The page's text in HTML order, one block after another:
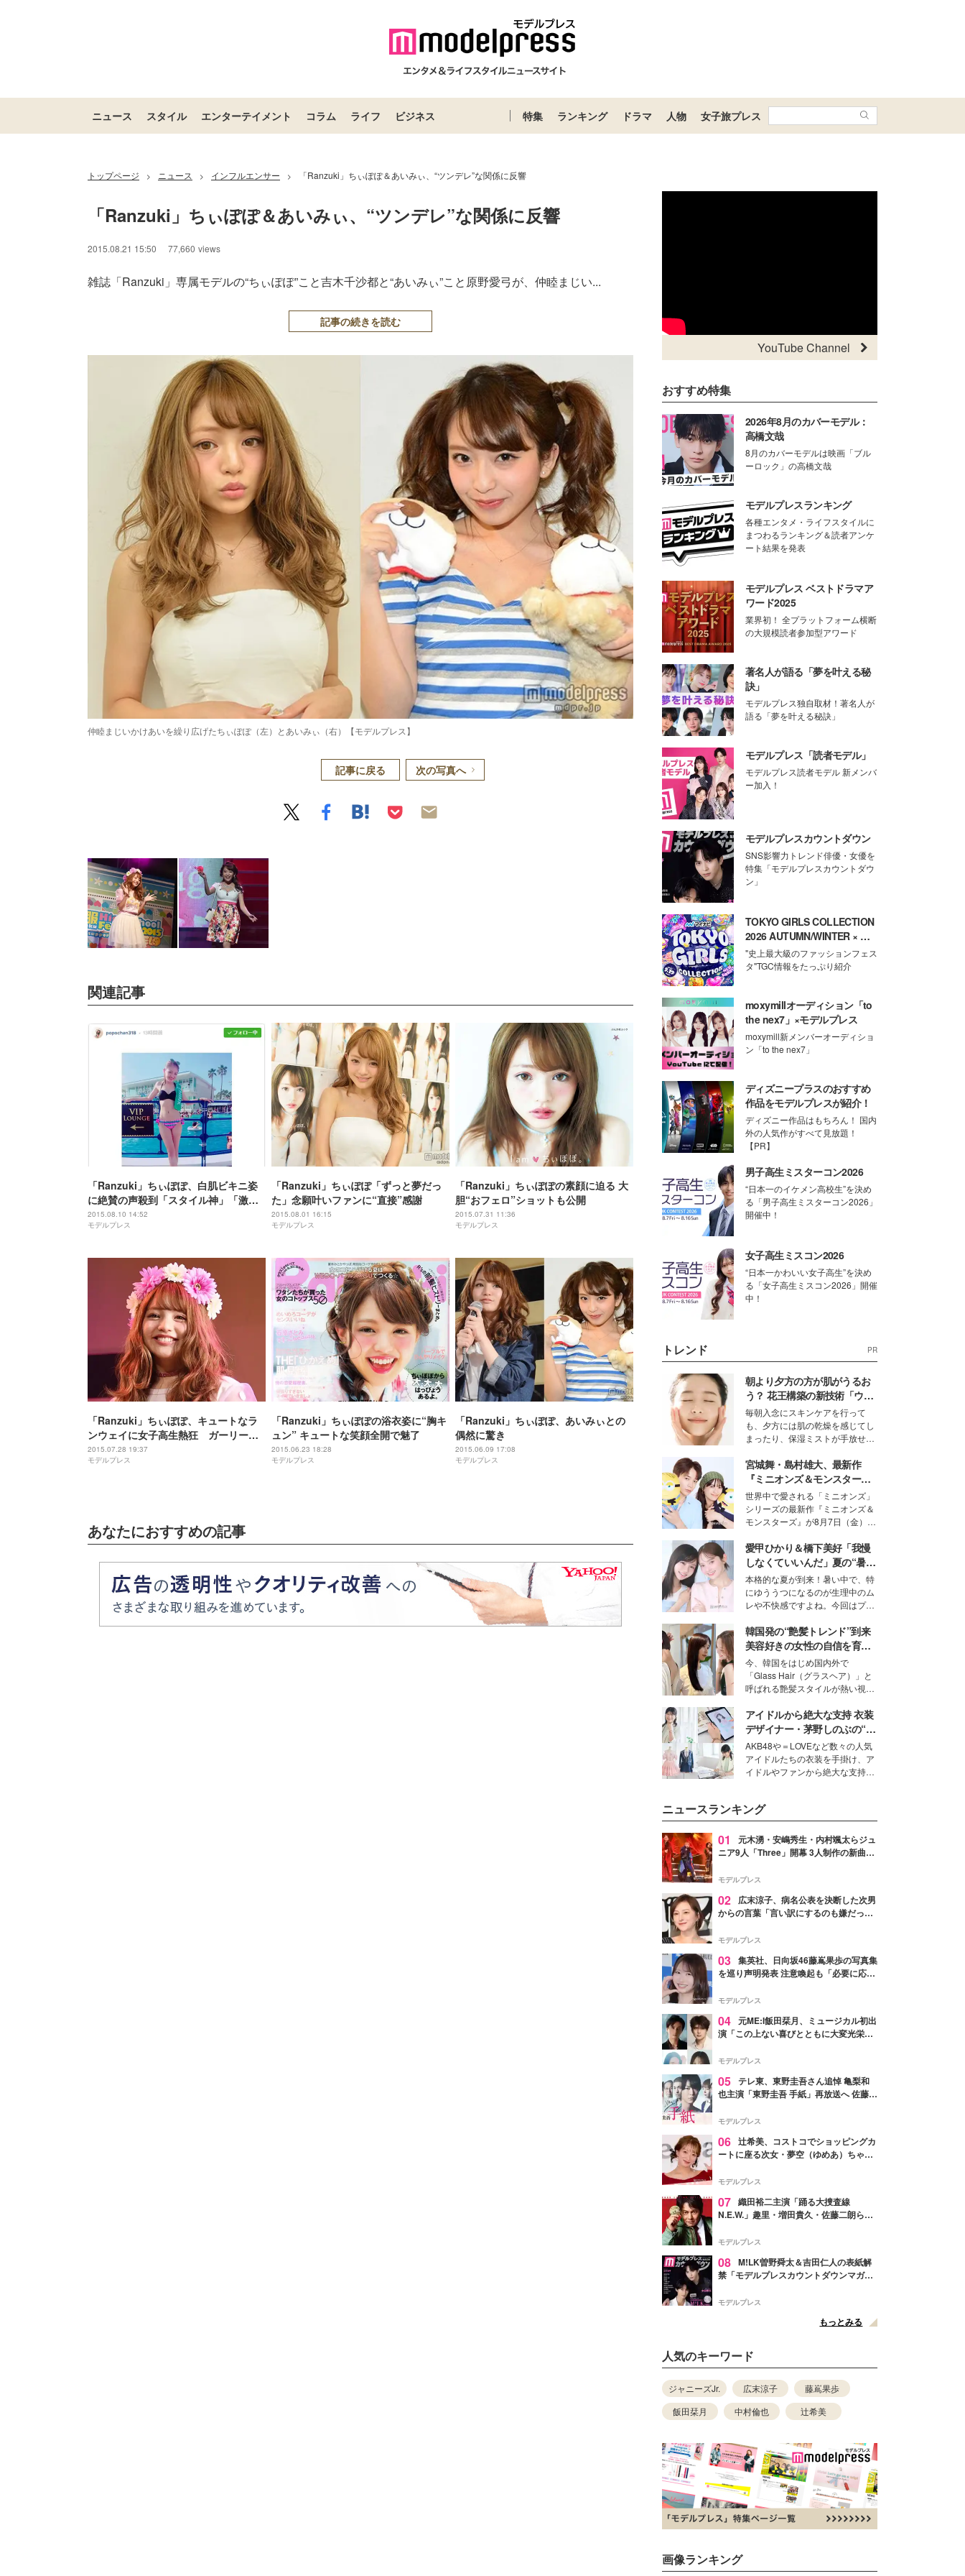
ニュース スタイル エンターテイメント コラム ライフ ビジネス 特集 ランキング ドラマ 人物 女子旅プレス
トップページ > ニュース > インフルエンサー > 「Ranzuki」ちぃぽぽ＆あいみぃ、“ツンデレ”な関係に反響
「Ranzuki」ちぃぽぽ＆あいみぃ、“ツンデレ”な関係に反響
2015.08.21 15:50 77,660 views
雑誌「Ranzuki」専属モデルの“ちぃぽぽ”こと吉木千沙都と“あいみぃ”こと原野愛弓が、仲睦まじい...
記事の続きを読む
仲睦まじいかけあいを繰り広げたちぃぽぽ（左）とあいみぃ（右）【モデルプレス】
記事に戻る 次の写真へ
関連記事
「Ranzuki」ちぃぽぽ、白肌ビキニ姿
に絶賛の声殺到「スタイル神」「激か
わ」
2015.08.10 14:52
モデルプレス
「Ranzuki」ちぃぽぽ「ずっと夢だっ
た」念願叶いファンに“直接”感謝
2015.08.01 16:15
モデルプレス
「Ranzuki」ちぃぽぽの素顔に迫る 大
胆“おフェロ”ショットも公開
2015.07.31 11:36
モデルプレス
「Ranzuki」ちぃぽぽ、キュートなラ
ンウェイに女子高生熱狂 ガーリーさ
全開ステージ
2015.07.28 19:37
モデルプレス
「Ranzuki」ちぃぽぽの浴衣姿に“胸キ
ュン” キュートな笑顔全開で魅了
2015.06.23 18:28
モデルプレス
「Ranzuki」ちぃぽぽ、あいみぃとの
偶然に驚き
2015.06.09 17:08
モデルプレス
あなたにおすすめの記事
YouTube Channel
おすすめ特集
2026年8月のカバーモデル：
高橋文哉
8月のカバーモデルは映画「ブル
ーロック」の高橋文哉
モデルプレスランキング
各種エンタメ・ライフスタイルに
まつわるランキング＆読者アンケ
ート結果を発表
モデルプレス ベストドラマア
ワード2025
業界初！ 全プラットフォーム横断
の大規模読者参加型アワード
著名人が語る「夢を叶える秘
訣」
モデルプレス独自取材！著名人が
語る「夢を叶える秘訣」
モデルプレス「読者モデル」
モデルプレス読者モデル 新メンバ
ー加入！
モデルプレスカウントダウン
SNS影響力トレンド俳優・女優を
特集「モデルプレスカウントダウ
ン」
TOKYO GIRLS COLLECTION
2026 AUTUMN/WINTER × モ
デルプレス
"史上最大級のファッションフェス
タ"TGC情報をたっぷり紹介
moxymillオーディション「to
the nex7」×モデルプレス
moxymill新メンバーオーディショ
ン「to the nex7」
ディズニープラスのおすすめ
作品をモデルプレスが紹介！
ディズニー作品はもちろん！ 国内
外の人気作がすべて見放題！
【PR】
男子高生ミスターコン2026
“日本一のイケメン高校生”を決め
る「男子高生ミスターコン2026」
開催中！
女子高生ミスコン2026
“日本一かわいい女子高生”を決め
る「女子高生ミスコン2026」開催
中！
トレンド PR
朝より夕方の方が肌がうるお
う？ 花王構築の新技術「ウォ
ーターキャプチャリングスキ
ン（捕水肌）」がスキンケア
の常識を変える予感
毎朝入念にスキンケアを行って
も、夕方には肌の乾燥を感じてし
まったり、保湿ミストが手放せな
な美容の常識を大きく変える可能
性を秘めた、革新的な「Water
Capturing Skin（ウォーターキャ
プチャリングスキン：捕水肌）」
技術を、花王が構築した。
宮城舞・島村雄大、最新作
『ミニオンズ＆モンスター
ズ』の魅力熱弁 ハチャメチャ
だけじゃない“友情と絆”に感
動
世界中で愛される「ミニオンズ」
シリーズの最新作『ミニオンズ＆
モンスターズ』が8月7日（金）に
ニオン好き”という共通点を持つモ
デルの宮城舞と島村雄大の特別対
談をお届け！それぞれの視点か
ら、今作ならではの魅力や予想外
の感動をもたらす奥深いストーリ
ーについて熱く語り合ってもらっ
た。
愛甲ひかり＆橋下美好「我慢
しなくていいんだ」夏の“暑さ
対策”の新しい選択肢とは？
本格的な夏が到来！暑い中で、特
にゆううつになるのが生理中のム
レや不快感ですよね。今回はプラ
モデル・愛甲ひかりさんと橋下美
好さんを迎えて本音で女子会トー
ク。猛暑のお出かけを快適に過ご
すヒントや、2人が感動した夏の
生理の新常識にも迫りました。
韓国発の“艶髪トレンド”到来
美容好きの女性の自信を育む
「ヘアケア事情」って？
今、韓国をはじめ国内外で
「Glass Hair（グラスヘア）」と
呼ばれる艶髪スタイルが熱い視線
ションの完成度を高めるベースと
して、“髪そのものの美しさ”に改
めて注目する人が増えている様
子。今回は、そんな憧れの艶やか
な髪を日常で叶える、美容好きの
女性たちのヘアケア事情を紹介し
アイドルから絶大な支持 衣装
デザイナー・茅野しのぶの“可
愛い”を作る美学＜「シチズン
クロスシー」インタビュー＞
AKB48や＝LOVEなど数々の人気
アイドルたちの衣装を手掛け、ア
イドルやファンから絶大な支持を
ター・茅野しのぶ。一人ひとりの
個性に寄り添い、魅力を引き出す
衣装作りは、多くの女性たちに勇
気と自信を与え続けている。
ニュースランキング
01
元木湧・安嶋秀生・内村颯太らジュ
ニア9人「Three」開幕 3人制作の新曲＆
進んで夢を掴みたい」【ゲネプロレポ】
モデルプレス
02
広末涼子、病名公表を決断した次男
からの言葉「言い訳にするのも嫌だっ
モデルプレス
03 集英社、日向坂46藤嶌果歩の写真集
を巡り声明発表 注意喚起も「必要に応じ
モデルプレス
04 元ME:I飯田栞月、ミュージカル初出
演「この上ない喜びとともに大変光栄」
ャスト発表
モデルプレス
05 テレ東、東野圭吾さん追悼 亀梨和
也主演「東野圭吾 手紙」再放送へ 佐藤隆
モデルプレス
06 辻希美、コストコでショッピングカ
ートに座る次女・夢空（ゆめあ）ちゃん
ぎ」「成長を感じる」の声
モデルプレス
07 織田裕二主演「踊る大捜査線
N.E.W.」趣里・増田貴久・佐藤二朗ら新
徴する“謎のキーワード”も
モデルプレス
08 M!LK曽野舜太＆吉田仁人の表紙解
禁「モデルプレスカウントダウンマガジ
モデルプレス
もっとみる
人気のキーワード
ジャニーズJr. 広末涼子
藤嶌果歩
飯田栞月
中村倫也 辻希美
画像ランキング